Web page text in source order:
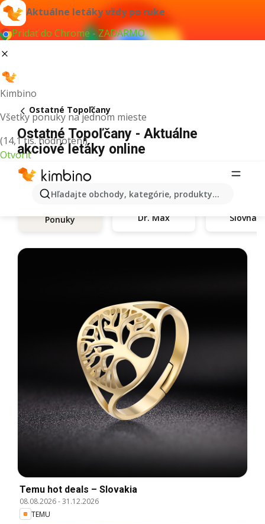
Aktuálne letáky vždy po ruke
Pridať do Chrome - ZADARMO
Kimbino
Všetky ponuky na jednom mieste
(14,1 tis. hodnotení)
Otvoriť
Hľadajte obchody, kategórie, produkty...
Ostatné Topoľčany
Ostatné Topoľčany - Aktuálne
akciové letáky online
Ponuky Dr. Max Slovnaft
Temu hot deals – Slovakia
08.08.2026-31.12.2026
TEMU